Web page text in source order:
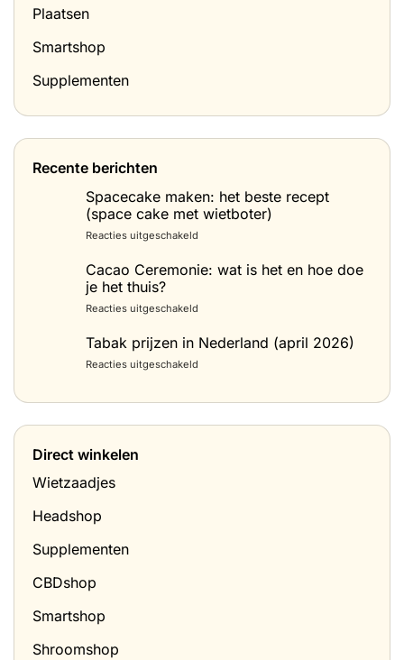
Plaatsen
Smartshop
Supplementen
Recente berichten
Spacecake maken: het beste recept
(space cake met wietboter)
Reacties uitgeschakeld
maken:
cake
Cacao Ceremonie: wat is het en hoe doe
je het thuis?
Reacties uitgeschakeld
Ceremonie:
en
Tabak prijzen in Nederland (april 2026)
Reacties uitgeschakeld
Nederland
Direct winkelen
Wietzaadjes
Headshop
Supplementen
CBDshop
Smartshop
Shroomshop